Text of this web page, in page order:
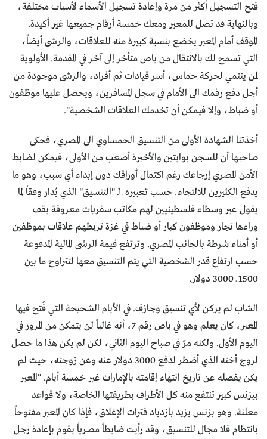
فتح التسجيل أكثر من مرة وإعادة تسجيل الأسماء لأسباب مختلفة،
وبالنهاية قد تصل للمعبر ومعك خمسة أرقام جميعها غير أكيدة.
الموقف أمام المعبر يخضع بنسبة كبيرة منه للعلاقات، والرشى أيضاً،
التي تسمح لك بالانتقال من باص متأخر إلى آخر في المقدمة. الأولوية
لمن ينتمي لحركة حماس، أسر قيادات ثم أفراد، والرشى موجودة من
أجل دفع رقمك الى الأمام في سجل المسافرين، ويحصل عليها موظفون
أو ضباط، وإلا فيمكن أن تخدمك العلاقات الشخصية".
أخذتنا الشهادة الأولى من التنسيق الحمساوي الى المصري، فحكى
صاحبها أن للسجن بوابتين والأخيرة أصعب من الأولى، فيمكن لضابط
الأمن المصري إرجاعك رغم اكتمال أوراقك دون إبداء أي سبب، وهو ما
يدفع الكثيرين للالتجاء ـ حسب تعبيره ـ لـ "التنسيق" الذي يُدار وفقاً لما
يقول عبر وسطاء فلسطينيين لهم مكاتب سفريات معروفة يقف
وراءها تجار وموظفون كبار أو ضباط في غزة تربطهم علاقات بموظفين
أو أمناء شرطة بالجانب المصري. وترتفع قيمة الرشى المالية المدفوعة
حسب ارتفاع قدر الشخصية التي يتم التنسيق معها لتتراوح ما بين
1500 ـ 3000 دولار.
الشاب لم يركن لأي تنسيق وجازف. في الأيام الشحيحة التي فُتح فيها
المعبر، كان يعلم وهو في باص رقم 7، أنه غالباً لن يتمكن من المرور في
اليوم الأول. ولكنه مرّ في صباح اليوم الثاني، لكن لم يكن هذا ما حصل
لزوج أخته الذي أضطر لدفع 3000 دولار عنه وعن زوجته، حيث لم
يكن يفصله عن تاريخ انتهاء إقامته بالإمارات غير خمسة أيام. "المعبر
بيزنس كبير تنتفع منه كل الأطراف بطريقتها الخاصة، ولا قواعد
معلنة. وهو بزنس يزيد بازدياد فترات الإغلاق، فإذا كان المعبر مفتوحاً
بانتظام فلا مجال للتنسيق، وقد رأيت ضابطاً مصرياً يقوم بإعادة رجل